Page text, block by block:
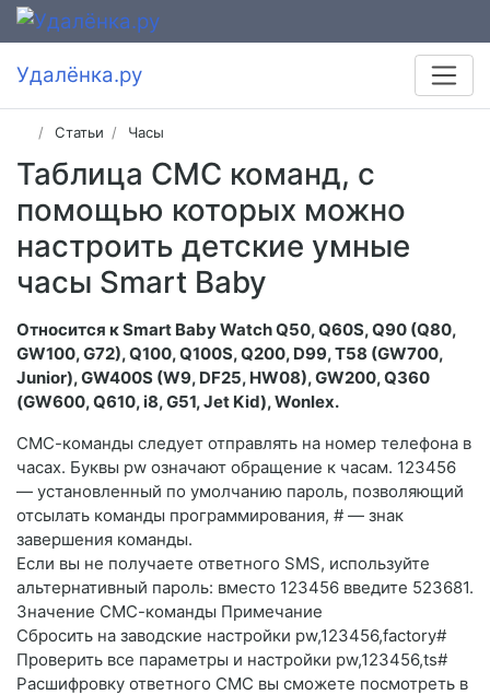
Удалёнка.ру
Статьи Часы
Таблица СМС команд, с
помощью которых можно
настроить детские умные
часы Smart Baby
Относится к Smart Baby Watch Q50, Q60S, Q90 (Q80,
GW100, G72), Q100, Q100S, Q200, D99, T58 (GW700,
Junior), GW400S (W9, DF25, HW08), GW200, Q360
(GW600, Q610, i8, G51, Jet Kid), Wonlex.
СМС-команды следует отправлять на номер телефона в
часах. Буквы pw означают обращение к часам. 123456
— установленный по умолчанию пароль, позволяющий
отсылать команды программирования, # — знак
завершения команды.
Если вы не получаете ответного SMS, используйте
альтернативный пароль: вместо 123456 введите 523681.
Значение СМС-команды Примечание
Сбросить на заводские настройки pw,123456,factory#
Проверить все параметры и настройки pw,123456,ts#
Расшифровку ответного СМС вы сможете посмотреть в